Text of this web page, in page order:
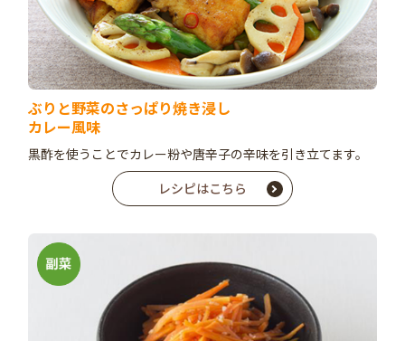
ぶりと野菜のさっぱり焼き浸し
カレー風味
黒酢を使うことでカレー粉や唐辛子の辛味を引き立てます。
レシピはこちら